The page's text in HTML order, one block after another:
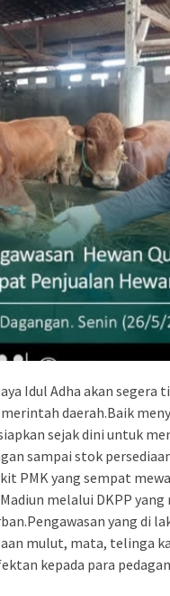
Idul Adha akan segera
daerah.Baik
sejak dini untuk
sampai stok
PMK yang sempat
melalui DKPP yang
yang di
mulut, mata, telinga
kepada para